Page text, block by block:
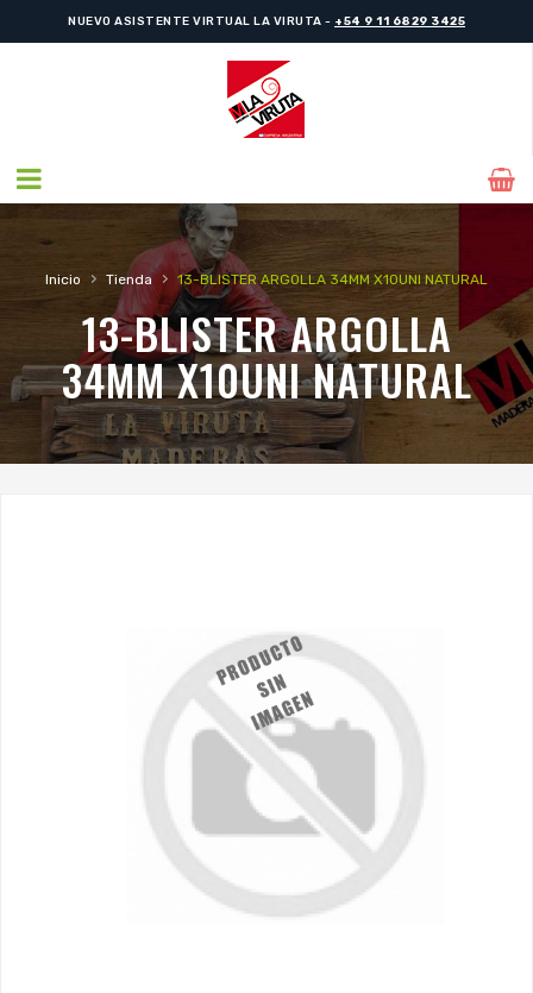
NUEVO ASISTENTE VIRTUAL LA VIRUTA - +54 9 11 6829 3425
Inicio › Tienda › 13-BLISTER ARGOLLA 34MM X10UNI NATURAL
13-BLISTER ARGOLLA
34MM X10UNI NATURAL